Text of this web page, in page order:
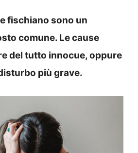
fischiano sono un
comune. Le cause
del tutto innocue, oppure
più grave.